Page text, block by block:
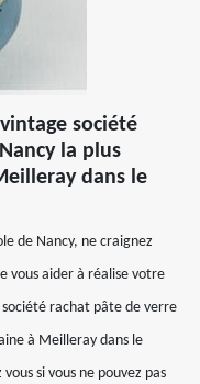
société
la plus
dans le
de Nancy, ne craignez
vous aider à réalise votre
rachat pâte de verre
à Meilleray dans le
si vous ne pouvez pas